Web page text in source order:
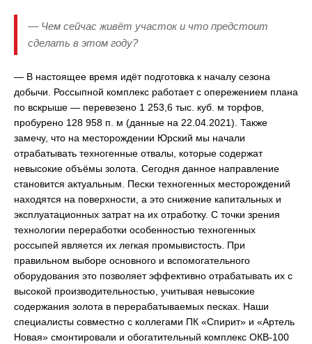
— Чем сейчас живёт участок и что предстоит
сделать в этом году?
— В настоящее время идёт подготовка к началу сезона
добычи. Россыпной комплекс работает с опережением плана
по вскрыше — перевезено 1 253,6 тыс. куб. м торфов,
пробурено 128 958 п. м (данные на 22.04.2021). Также
замечу, что на месторождении Юрский мы начали
отрабатывать техногенные отвалы, которые содержат
невысокие объёмы золота. Сегодня данное направление
становится актуальным. Пески техногенных месторождений
находятся на поверхности, а это снижение капитальных и
эксплуатационных затрат на их отработку. С точки зрения
технологии переработки особенностью техногенных
россыпей является их легкая промывистость. При
правильном выборе основного и вспомогательного
оборудования это позволяет эффективно отрабатывать их с
высокой производительностью, учитывая невысокие
содержания золота в перерабатываемых песках. Наши
специалисты совместно с коллегами ПК «Спирит» и «Артель
Новая» смонтировали и обогатительный комплекс ОКВ-100